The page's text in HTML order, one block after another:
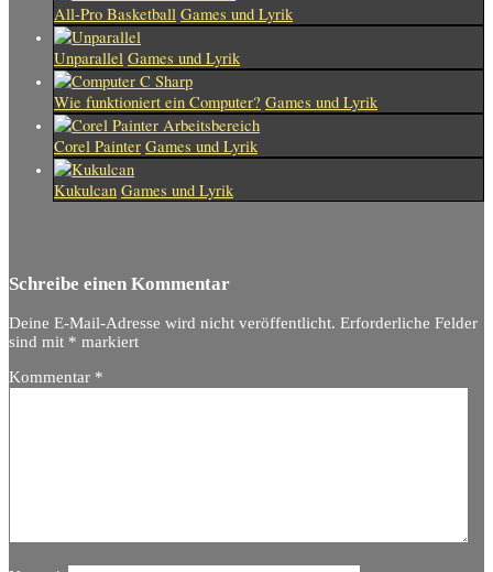
All-Pro Basketball Games und Lyrik
Unparallel Games und Lyrik
Wie funktioniert ein Computer? Games und Lyrik
Corel Painter Games und Lyrik
Kukulcan Games und Lyrik
Schreibe einen Kommentar
Deine E-Mail-Adresse wird nicht veröffentlicht. Erforderliche Felder
sind mit * markiert
Kommentar *